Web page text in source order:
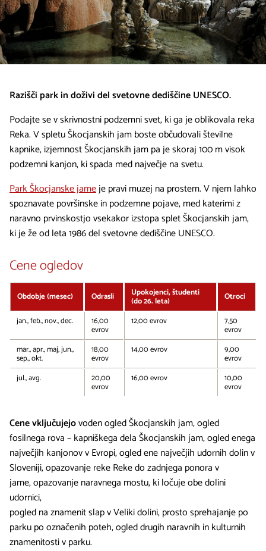
Razišči park in doživi del svetovne dediščine UNESCO.
Podajte se v skrivnostni podzemni svet, ki ga je oblikovala reka
Reka. V spletu Škocjanskih jam boste občudovali številne
kapnike, izjemnost Škocjanskih jam pa je skoraj 100 m visok
podzemni kanjon, ki spada med največje na svetu.
Park Škocjanske jameje pravi muzej na prostem. V njem lahko
spoznavate površinske in podzemne pojave, med katerimi z
naravno prvinskostjo vsekakor izstopa splet Škocjanskih jam,
ki je že od leta 1986 del svetovne dediščine UNESCO.
Cene ogledov
Obdobje (mesec) Odrasli Upokojenci, študenti
(do 26. leta)
Otroci
jan., feb., nov., dec.
16,00
evrov
12,00 evrov 7,50
evrov
mar., apr., maj, jun.,
sep., okt.
18,00
evrov
14,00 evrov 9,00
evrov
jul., avg.
20,00
evrov
16,00 evrov 10,00
evrov
Cene vključujejovoden ogled Škocjanskih jam, ogled
fosilnega rova – kapniškega dela Škocjanskih jam, ogled enega
največjih kanjonov v Evropi, ogled ene največjih udornih dolin v
Sloveniji, opazovanje reke Reke do zadnjega ponora v
jame, opazovanje naravnega mostu, ki ločuje obe dolini
udornici,
pogled na znamenit slap v Veliki dolini, prosto sprehajanje po
parku po označenih poteh, ogled drugih naravnih in kulturnih
znamenitosti v parku.